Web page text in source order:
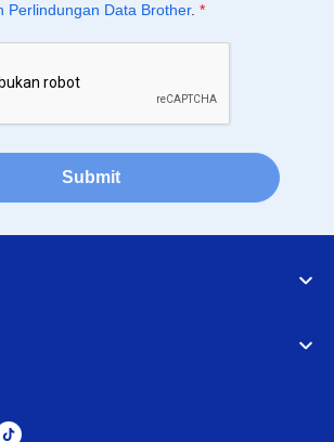
Perlindungan Data Brother. *
Submit